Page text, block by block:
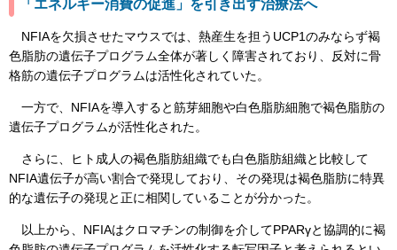
「エネルギー消費の促進」を引き出す治療法へ
NFIAを欠損させたマウスでは、熱産生を担うUCP1のみならず褐
色脂肪の遺伝子プログラム全体が著しく障害されており、反対に骨
格筋の遺伝子プログラムは活性化されていた。
一方で、NFIAを導入すると筋芽細胞や白色脂肪細胞で褐色脂肪の
遺伝子プログラムが活性化された。
さらに、ヒト成人の褐色脂肪組織でも白色脂肪組織と比較して
NFIA遺伝子が高い割合で発現しており、その発現は褐色脂肪に特異
的な遺伝子の発現と正に相関していることが分かった。
以上から、NFIAはクロマチンの制御を介してPPARγと協調的に褐